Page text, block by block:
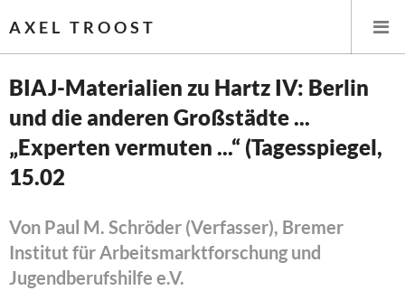
AXEL TROOST
Startseite
Themen
Wirtschaftspolitik
Steuer- und Finanzpolitik
BIAJ-Materialien zu Hartz IV: Berlin
und die anderen Großstädte ...
„Experten vermuten ...“ (Tagesspiegel,
15.02
Von Paul M. Schröder (Verfasser), Bremer
Institut für Arbeitsmarktforschung und
Jugendberufshilfe e.V.